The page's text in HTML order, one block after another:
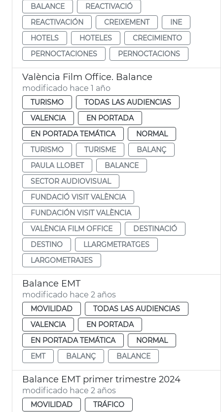
BALANCE
REACTIVACIÓ
REACTIVACIÓN
CREIXEMENT
INE
HOTELS
HOTELES
CRECIMIENTO
PERNOCTACIONES
PERNOCTACIONS
València Film Office. Balance
modificado hace 1 año
TURISMO
TODAS LAS AUDIENCIAS
VALENCIA
EN PORTADA
EN PORTADA TEMÁTICA
NORMAL
TURISMO
TURISME
BALANÇ
PAULA LLOBET
BALANCE
SECTOR AUDIOVISUAL
FUNDACIÓ VISIT VALÈNCIA
FUNDACIÓN VISIT VALÈNCIA
VALÈNCIA FILM OFFICE
DESTINACIÓ
DESTINO
LLARGMETRATGES
LARGOMETRAJES
Balance EMT
modificado hace 2 años
MOVILIDAD
TODAS LAS AUDIENCIAS
VALENCIA
EN PORTADA
EN PORTADA TEMÁTICA
NORMAL
EMT
BALANÇ BALANCE
Balance EMT primer trimestre 2024
modificado hace 2 años
MOVILIDAD TRÁFICO